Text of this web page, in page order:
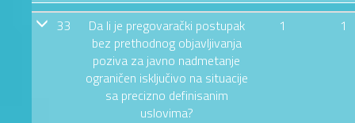
33
Da li je pregovarački postupak
bez prethodnog objavljivanja
poziva za javno nadmetanje
ograničen isključivo na situacije
sa precizno definisanim
uslovima?
1 1